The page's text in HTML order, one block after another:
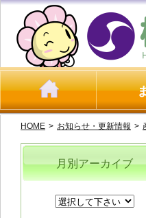
HOME > お知らせ・更新情報 >
月別アーカイブ